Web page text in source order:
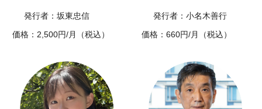
発行者：坂東忠信
価格：2,500円/月（税込）
発行者：小名木善行
価格：660円/月（税込）